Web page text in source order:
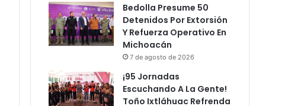
Bedolla Presume 50
Detenidos Por Extorsión
Y Refuerza Operativo En
Michoacán
7 de agosto de 2026
¡95 Jornadas
Escuchando A La Gente!
Toño Ixtláhuac Refrenda